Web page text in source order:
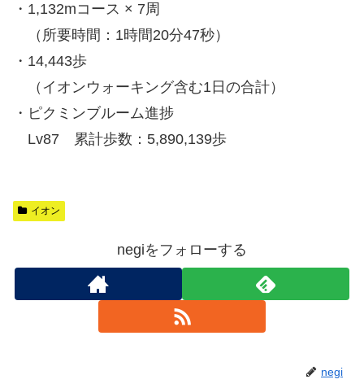
・1,132mコース × 7周
（所要時間：1時間20分47秒）
・14,443歩
（イオンウォーキング含む1日の合計）
・ピクミンブルーム進捗
Lv87 累計歩数：5,890,139歩
イオン
negiをフォローする
negi